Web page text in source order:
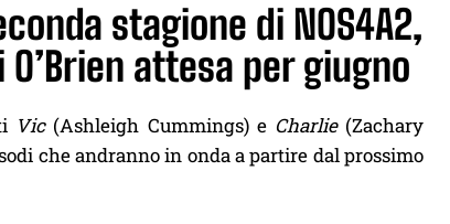
stagione di NOS4A2,
attesa per giugno
Vic(Ashleigh Cummings) e Charlie(Zachary
che andranno in onda a partire dal prossimo